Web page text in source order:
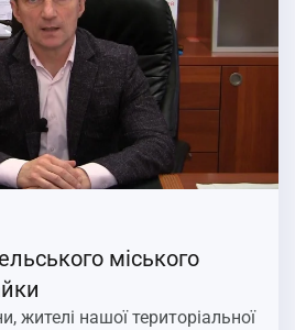
міського
жителі нашої територіальної